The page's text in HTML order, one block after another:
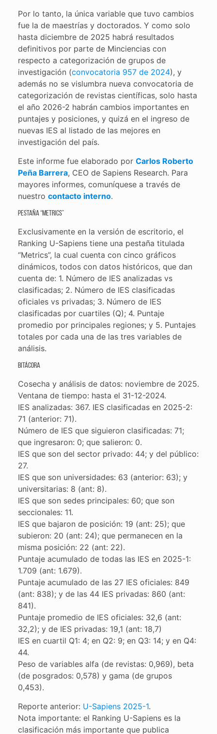
Por lo tanto, la única variable que tuvo cambios
fue la de maestrías y doctorados. Y como solo
hasta diciembre de 2025 habrá resultados
definitivos por parte de Minciencias con
respecto a categorización de grupos de
investigación (convocatoria 957 de 2024), y
además no se vislumbra nueva convocatoria de
categorización de revistas científicas, solo hasta
el año 2026-2 habrán cambios importantes en
puntajes y posiciones, y quizá en el ingreso de
nuevas IES al listado de las mejores en
investigación del país.
Este informe fue elaborado por Carlos Roberto
Peña Barrera, CEO de Sapiens Research. Para
mayores informes, comuníquese a través de
nuestro contacto interno.
Pestaña “Metrics”
Exclusivamente en la versión de escritorio, el
Ranking U-Sapiens tiene una pestaña titulada
“Metrics”, la cual cuenta con cinco gráficos
dinámicos, todos con datos históricos, que dan
cuenta de: 1. Número de IES analizadas vs
clasificadas; 2. Número de IES clasificadas
oficiales vs privadas; 3. Número de IES
clasificadas por cuartiles (Q); 4. Puntaje
promedio por principales regiones; y 5. Puntajes
totales por cada una de las tres variables de
análisis.
Bitácora
Cosecha y análisis de datos: noviembre de 2025.
Ventana de tiempo: hasta el 31-12-2024.
IES analizadas: 367. IES clasificadas en 2025-2:
71 (anterior: 71).
Número de IES que siguieron clasificadas: 71;
que ingresaron: 0; que salieron: 0.
IES que son del sector privado: 44; y del público:
27.
IES que son universidades: 63 (anterior: 63); y
universitarias: 8 (ant: 8).
IES que son sedes principales: 60; que son
seccionales: 11.
IES que bajaron de posición: 19 (ant: 25); que
subieron: 20 (ant: 24); que permanecen en la
misma posición: 22 (ant: 22).
Puntaje acumulado de todas las IES en 2025-1:
1.709 (ant: 1.679).
Puntaje acumulado de las 27 IES oficiales: 849
(ant: 838); y de las 44 IES privadas: 860 (ant:
841).
Puntaje promedio de IES oficiales: 32,6 (ant:
32,2); y de IES privadas: 19,1 (ant: 18,7)
IES en cuartil Q1: 4; en Q2: 9; en Q3: 14; y en Q4:
44.
Peso de variables alfa (de revistas: 0,969), beta
(de posgrados: 0,578) y gama (de grupos
0,453).
Reporte anterior: U-Sapiens 2025-1.
Nota importante: el Ranking U-Sapiens es la
clasificación más importante que publica